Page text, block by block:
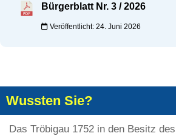
Bürgerblatt Nr. 3 / 2026
Veröffentlicht: 24. Juni 2026
Wussten Sie?
Das Tröbigau 1752 in den Besitz